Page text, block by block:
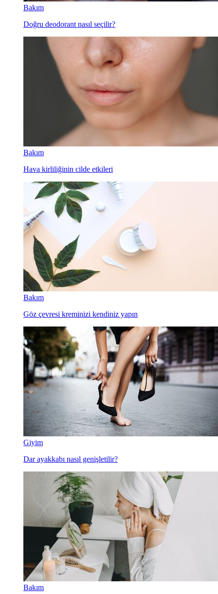
Bakım
Doğru deodorant nasıl seçilir?
Bakım
Hava kirliliğinin cilde etkileri
Bakım
Göz çevresi kreminizi kendiniz yapın
Giyim
Dar ayakkabı nasıl genişletilir?
Bakım